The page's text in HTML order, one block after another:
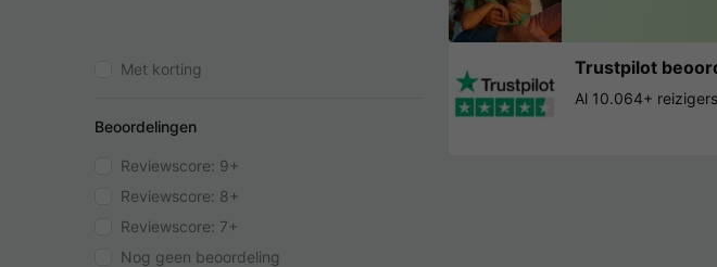
Met korting
Beoordelingen
Reviewscore: 9+
Reviewscore: 8+
Reviewscore: 7+
Nog geen beoordeling
Trustpilot
Al 10.064+